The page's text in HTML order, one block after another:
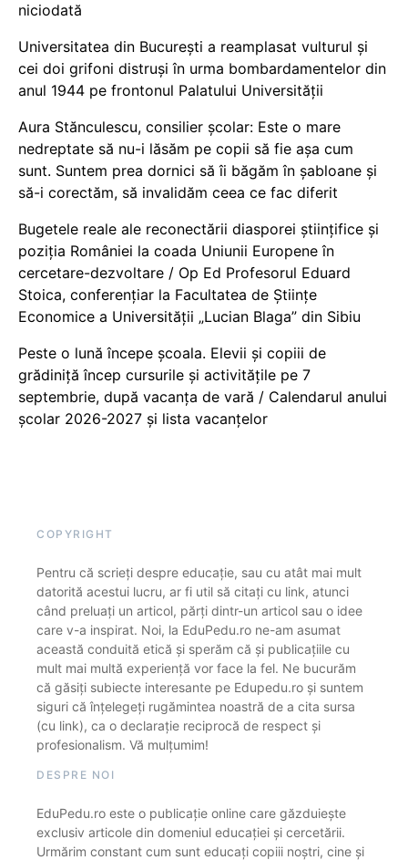
niciodată
Universitatea din București a reamplasat vulturul și
cei doi grifoni distruși în urma bombardamentelor din
anul 1944 pe frontonul Palatului Universității
Aura Stănculescu, consilier școlar: Este o mare
nedreptate să nu-i lăsăm pe copii să fie așa cum
sunt. Suntem prea dornici să îi băgăm în șabloane și
să-i corectăm, să invalidăm ceea ce fac diferit
Bugetele reale ale reconectării diasporei științifice și
poziția României la coada Uniunii Europene în
cercetare-dezvoltare / Op Ed Profesorul Eduard
Stoica, conferențiar la Facultatea de Științe
Economice a Universității „Lucian Blaga” din Sibiu
Peste o lună începe școala. Elevii și copiii de
grădiniță încep cursurile și activitățile pe 7
septembrie, după vacanța de vară / Calendarul anului
școlar 2026-2027 și lista vacanțelor
COPYRIGHT
Pentru că scrieți despre educație, sau cu atât mai mult
datorită acestui lucru, ar fi util să citați cu link, atunci
când preluați un articol, părți dintr-un articol sau o idee
care v-a inspirat. Noi, la EduPedu.ro ne-am asumat
această conduită etică și sperăm că și publicațiile cu
mult mai multă experiență vor face la fel. Ne bucurăm
că găsiți subiecte interesante pe Edupedu.ro și suntem
siguri că înțelegeți rugămintea noastră de a cita sursa
(cu link), ca o declarație reciprocă de respect și
profesionalism. Vă mulțumim!
DESPRE NOI
EduPedu.ro este o publicație online care găzduiește
exclusiv articole din domeniul educației și cercetării.
Urmărim constant cum sunt educați copiii noștri, cine și